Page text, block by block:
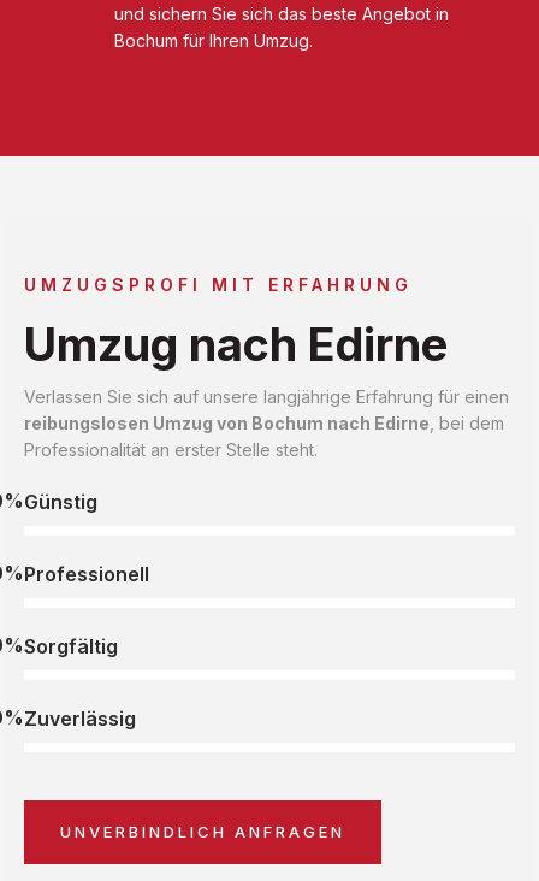
und sichern Sie sich das beste Angebot in
Bochum für Ihren Umzug.
UMZUGSPROFI MIT ERFAHRUNG
Umzug nach Edirne
Verlassen Sie sich auf unsere langjährige Erfahrung für einen
reibungslosen Umzug von Bochum nach Edirne , bei dem
Professionalität an erster Stelle steht.
Günstig
Professionell
Sorgfältig
Zuverlässig
UNVERBINDLICH ANFRAGEN